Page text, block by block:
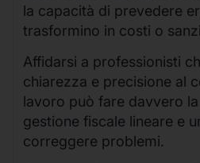
la capacità di prevedere
trasformino in costi o
Affidarsi a professionisti
chiarezza e precisione al
lavoro può fare davvero
gestione fiscale lineare e
correggere problemi.